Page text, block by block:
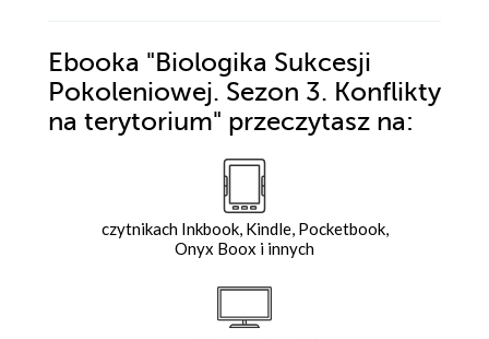
Ebooka "Biologika Sukcesji
Pokoleniowej. Sezon 3. Konflikty
na terytorium" przeczytasz na:
czytnikach Inkbook, Kindle, Pocketbook,
Onyx Boox i innych